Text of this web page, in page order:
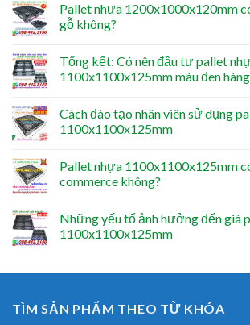
Pallet nhựa 1200x1000x120mm
gỗ không?
Tổng kết: Có nên đầu tư pallet
1100x1100x125mm màu đen
Cách đào tạo nhân viên sử dụng
1100x1100x125mm
Pallet nhựa 1100x1100x125mm
commerce không?
Những yếu tố ảnh hưởng đến giá
1100x1100x125mm
TÌM SẢN PHẨM THEO TỪ KHÓA